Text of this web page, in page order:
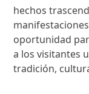
hechos
oportunidad
a los visitantes
tradición,